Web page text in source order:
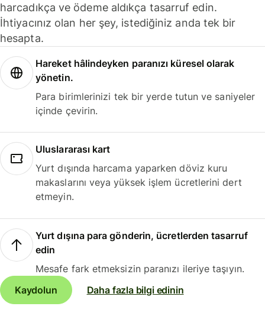
harcadıkça ve ödeme aldıkça tasarruf edin.
İhtiyacınız olan her şey, istediğiniz anda tek bir
hesapta.
Hareket hâlindeyken paranızı küresel olarak
yönetin.
Para birimlerinizi tek bir yerde tutun ve saniyeler
içinde çevirin.
Uluslararası kart
Yurt dışında harcama yaparken döviz kuru
makaslarını veya yüksek işlem ücretlerini dert
etmeyin.
Yurt dışına para gönderin, ücretlerden tasarruf
edin
Mesafe fark etmeksizin paranızı ileriye taşıyın.
Kaydolun
Daha fazla bilgi edinin